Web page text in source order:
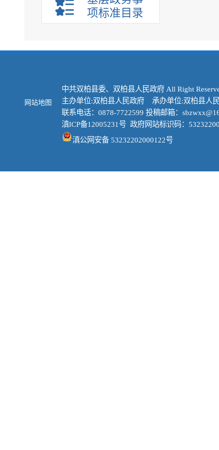
项标准目录
网站地图
中共双柏县委、双柏县人民政府 All Right
主办单位:双柏县人民政府 承办单位:双柏县人
联系电话：0878-7722599 投稿邮箱：
滇ICP备12005231号 政府网站标识码：
滇公网安备 53232202000122号